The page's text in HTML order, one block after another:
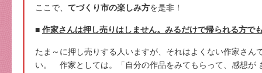
ここで、 てづくり市の楽しみ方を是非！
■ 作家さんは押し売りはしません。みるだけで帰られる方で
たま～に押し売りする人いますが、それはよくない作家さん
い。 作家としては。「自分の作品をみてもらって、感想が